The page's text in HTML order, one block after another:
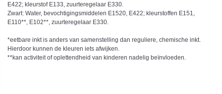
E422; kleurstof E133, zuurteregelaar E330.
Zwart: Water, bevochtigingsmiddelen E1520, E422; kleurstoffen E151,
E110**, E102**, zuurteregelaar E330.
*eetbare inkt is anders van samenstelling dan reguliere, chemische inkt.
Hierdoor kunnen de kleuren iets afwijken.
**kan activiteit of oplettendheid van kinderen nadelig beïnvloeden.